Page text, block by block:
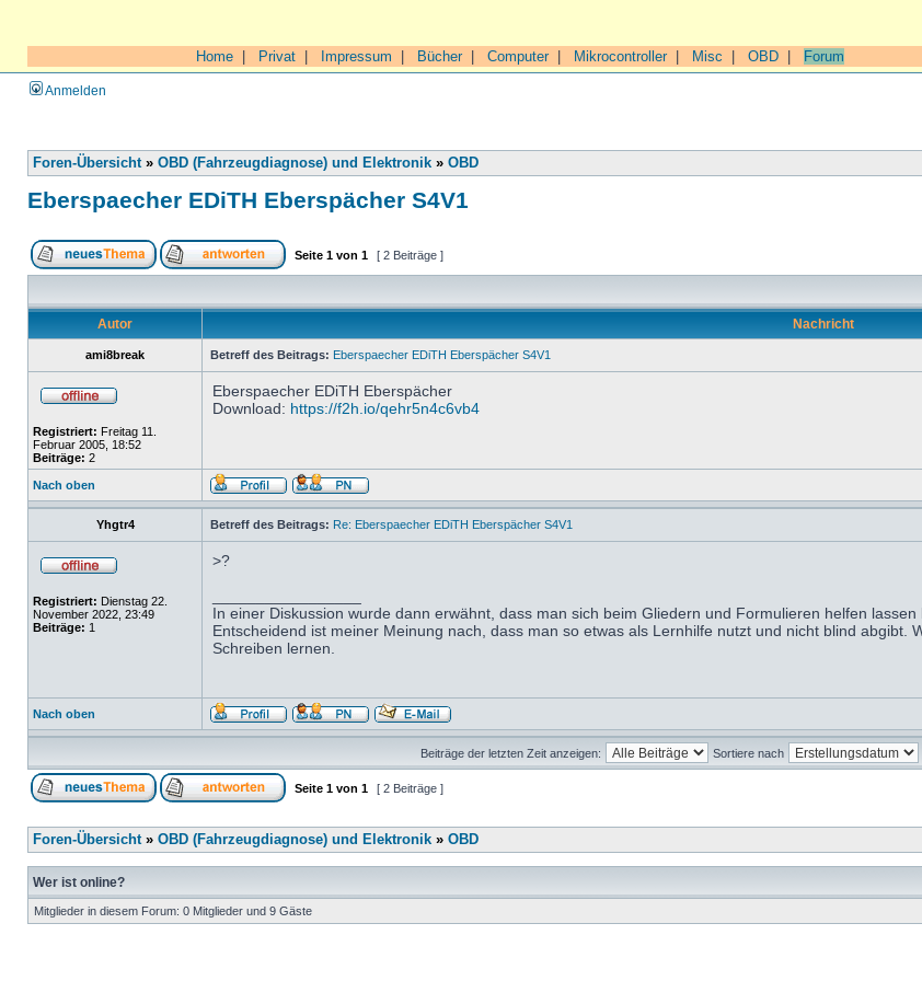
Home Privat Impressum Bücher| Computer| Mikrocontroller| Misc OBD Forum
Anmelden
Foren-Übersicht» OBD (Fahrzeugdiagnose) und Elektronik » OBD
Eberspaecher EDiTH Eberspächer S4V1
Seite 1 von 1 [ 2 Beiträge ]
Autor Nachricht
ami8break Betreff des Beitrags: Eberspaecher EDiTH Eberspächer S4V1
Registriert: Freitag 11.
Februar 2005, 18:52
Beiträge: 2
Eberspaecher EDiTH Eberspächer
Download: https://f2h.io/qehr5n4c6vb4
Nach oben
Yhgtr4 Betreff des Beitrags: Re: Eberspaecher EDiTH Eberspächer S4V1
Registriert: Dienstag 22.
November 2022, 23:49
Beiträge: 1
>?
In einer Diskussion wurde dann erwähnt, dass man sich beim Gliedern und Formulieren helfen
Entscheidend ist meiner Meinung nach, dass man so etwas als Lernhilfe nutzt und nicht blind
Schreiben lernen.
Nach oben
Beiträge der letzten Zeit anzeigen: Sortiere nach
Seite 1 von 1 [ 2 Beiträge ]
Foren-Übersicht» OBD (Fahrzeugdiagnose) und Elektronik » OBD
Wer ist online?
Mitglieder in diesem Forum: 0 Mitglieder und 9 Gäste